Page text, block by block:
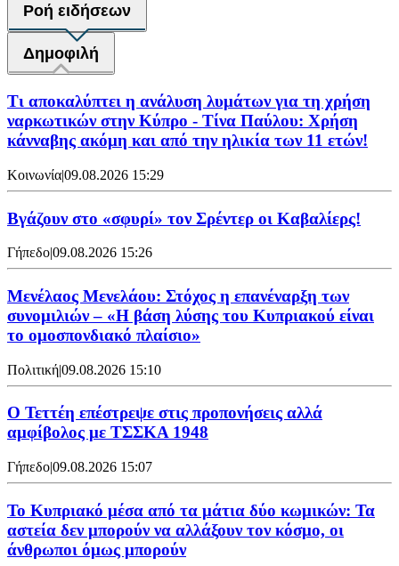
Ροή ειδήσεων
Δημοφιλή
Τι αποκαλύπτει η ανάλυση λυμάτων για τη χρήση
ναρκωτικών στην Κύπρο - Τίνα Παύλου: Χρήση
κάνναβης ακόμη και από την ηλικία των 11 ετών!
Κοινωνία|09.08.2026 15:29
Bγάζουν στο «σφυρί» τον Σρέντερ οι Καβαλίερς!
Γήπεδο|09.08.2026 15:26
Μενέλαος Μενελάου: Στόχος η επανέναρξη των
συνομιλιών – «Η βάση λύσης του Κυπριακού είναι
το ομοσπονδιακό πλαίσιο»
Πολιτική|09.08.2026 15:10
Ο Τεττέη επέστρεψε στις προπονήσεις αλλά
αμφίβολος με ΤΣΣΚΑ 1948
Γήπεδο|09.08.2026 15:07
Το Κυπριακό μέσα από τα μάτια δύο κωμικών: Τα
αστεία δεν μπορούν να αλλάξουν τον κόσμο, οι
άνθρωποι όμως μπορούν